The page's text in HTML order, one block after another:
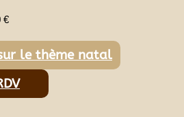
€
le thème natal